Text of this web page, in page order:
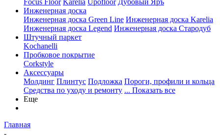
Focus Floor Karelia Upofloor Дубовый Яръ
Инженерная доска
Инженерная доска Green Line Инженерная доска Karelia
Инженерная доска Legend Инженерная доска Стародуб
Штучный паркет
Kochanelli
Пробковое покрытие
Corkstyle
Аксессуары
Молдинг Плинтус Подложка Пороги, профили и кольца
Средства по уходу и ремонту ... Показать все
Еще
Главная
-